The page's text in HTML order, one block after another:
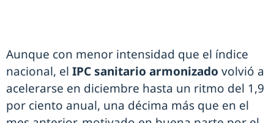
Aunque con menor intensidad que el índice
nacional, el IPC sanitario armonizado volvió a
acelerarse en diciembre hasta un ritmo del 1,9
por ciento anual, una décima más que en el